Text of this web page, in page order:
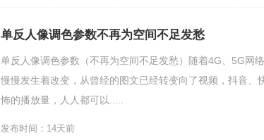
单反人像调色参数不再为空间不足发愁
单反人像调色参数（不再为空间不足发愁）随着4G、5G网
慢慢发生着改变，从曾经的图文已经转变向了视频，抖音、
怖的播放量，人人都可以.....
发布时间：14天前